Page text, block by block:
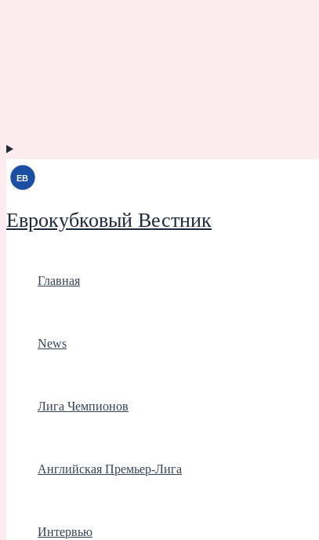
Еврокубковый Вестник
Главная
News
Лига Чемпионов
Английская Премьер-Лига
Интервью